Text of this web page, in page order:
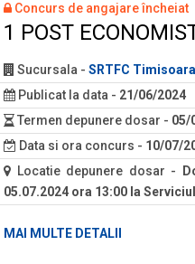
Concurs de angajare încheiat
1 POST
Sucursala - SRTFC Timisoara
Publicat la data - 21/06/2024
Termen depunere dosar - 05/
Data si ora concurs - 10/07/
Locatie depunere dosar -
05.07.2024 ora 13:00 la
MAI MULTE DETALII